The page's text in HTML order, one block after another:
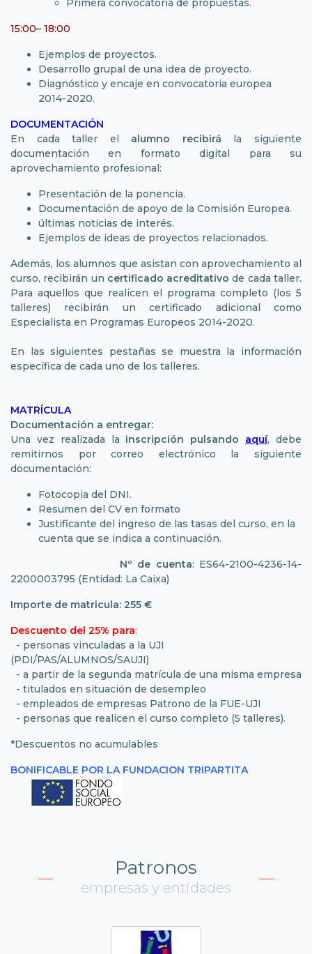
Primera convocatoria de propuestas.
15:00– 18:00
Ejemplos de proyectos.
Desarrollo grupal de una idea de proyecto.
Diagnóstico y encaje en convocatoria europea
2014-2020.
DOCUMENTACIÓN
En cada taller el alumno recibirá la siguiente
documentación en formato digital para su
aprovechamiento profesional:
Presentación de la ponencia.
Documentación de apoyo de la Comisión Europea.
últimas noticias de interés.
Ejemplos de ideas de proyectos relacionados.
Además, los alumnos que asistan con aprovechamiento al
curso, recibirán un certificado acreditativo de cada taller.
Para aquellos que realicen el programa completo (los 5
talleres) recibirán un certificado adicional como
Especialista en Programas Europeos 2014-2020.
En las siguientes pestañas se muestra la información
específica de cada uno de los talleres.
MATRÍCULA
Documentación a entregar:
Una vez realizada la inscripción pulsando aquí, debe
remitirnos por correo electrónico la siguiente
documentación:
Fotocopia del DNI.
Resumen del CV en formato
Justificante del ingreso de las tasas del curso, en la
cuenta que se indica a continuación.
Nº de cuenta: ES64-2100-4236-14-
2200003795 (Entidad: La Caixa)
Importe de matricula: 255 €
Descuento del 25% para:
- personas vinculadas a la UJI
(PDI/PAS/ALUMNOS/SAUJI)
- a partir de la segunda matrícula de una misma empresa
- titulados en situación de desempleo
- empleados de empresas Patrono de la FUE-UJI
- personas que realicen el curso completo (5 talleres).
*Descuentos no acumulables
BONIFICABLE POR LA FUNDACION TRIPARTITA
Patronos
empresas y entidades